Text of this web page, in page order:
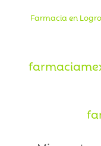
Farmacia en